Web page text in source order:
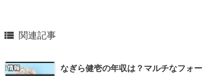
 関連記事
なぎら健壱の年収は？マルチなフォー